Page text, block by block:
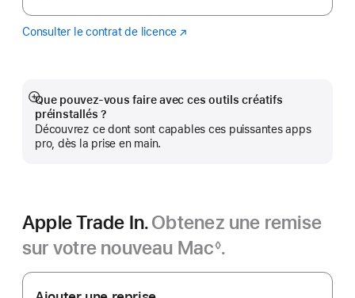
Consulter le contrat de licence Logic
(s’ouvre
fenêtre)
Que pouvez-vous faire avec ces outils créatifs
préinstallés ?
Découvrez ce dont sont capables ces puissantes apps
pro, dès la prise en main.
Afficher
plus
Apple Trade In.Obtenez une remise
sur votre nouveau Mac
de
◊.
Apple
Trade In.